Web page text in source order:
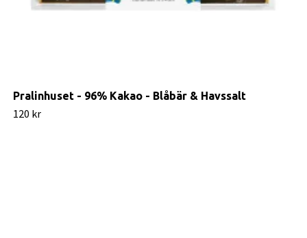
Pralinhuset - 96% Kakao - Blåbär & Havssalt
120 kr